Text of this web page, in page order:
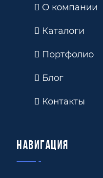
О компании
Каталоги
Портфолио
Блог
Контакты
Навигация